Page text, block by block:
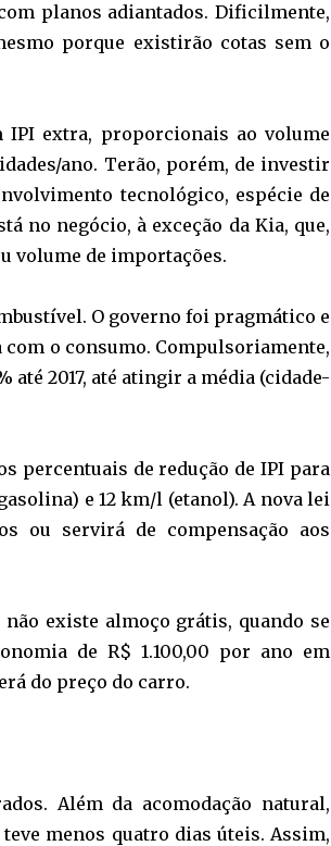
planos adiantados. Dificilmente,
porque existirão cotas sem o
IPI extra, proporcionais ao volume
ano. Terão, porém, de investir
tecnológico, espécie de
no negócio, à exceção da Kia, que,
volume de importações.
O governo foi pragmático e
com o consumo. Compulsoriamente,
até 2017, até atingir a média (cidade-
percentuais de redução de IPI para
e 12 km/l (etanol). A nova lei
ou servirá de compensação aos
existe almoço grátis, quando se
de R$ 1.100,00 por ano em
do preço do carro.
Além da acomodação natural,
menos quatro dias úteis. Assim,